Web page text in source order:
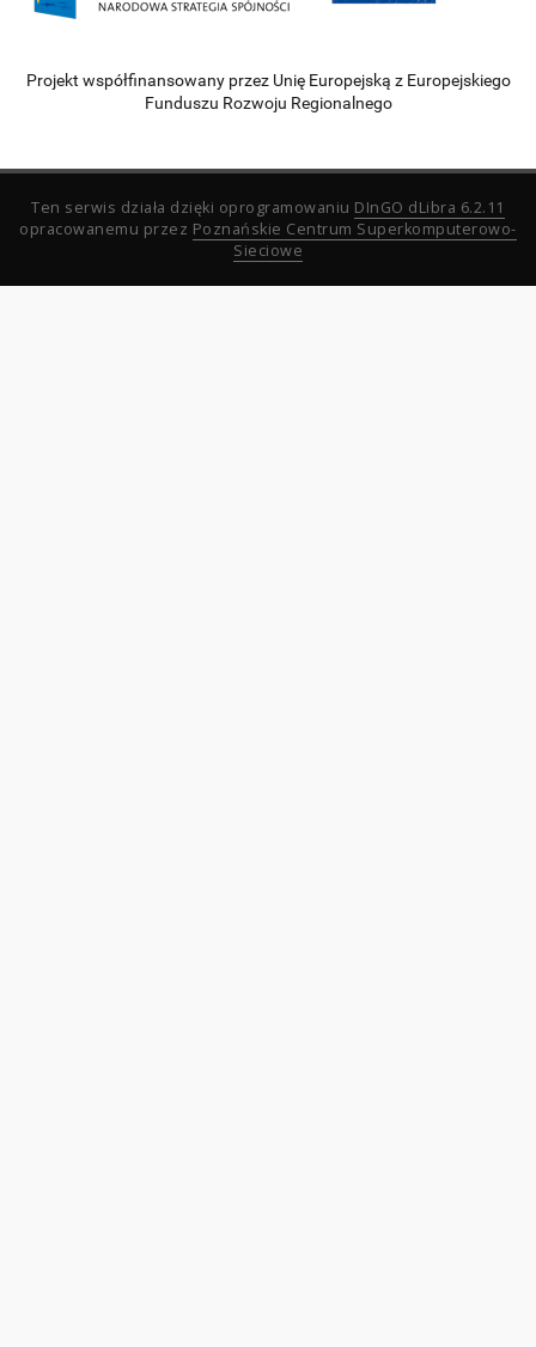
Projekt współfinansowany przez Unię Europejską z Europejskiego
Funduszu Rozwoju Regionalnego
Ten serwis działa dzięki oprogramowaniu DInGO dLibra 6.2.11
opracowanemu przez Poznańskie Centrum Superkomputerowo-
Sieciowe